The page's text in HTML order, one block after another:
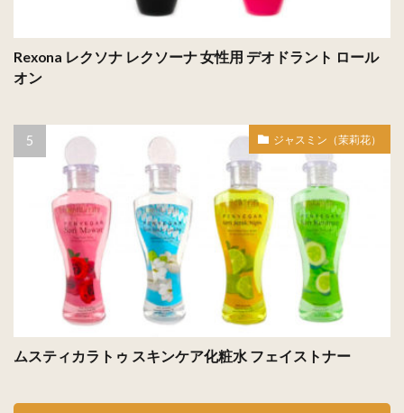
Rexona レクソナ レクソーナ 女性用 デオドラント ロール
オン
ジャスミン（茉莉花）
ムスティカラトゥ スキンケア化粧水 フェイストナー